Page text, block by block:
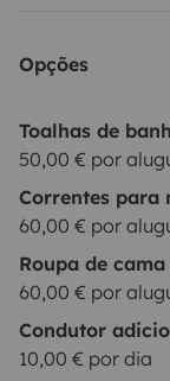
Opções
Toalhas de
50,00 € por
Correntes para
60,00 € por
Roupa de cama
60,00 € por
Condutor
10,00 € por dia